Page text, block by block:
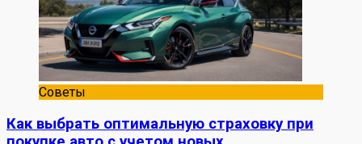
Советы
Как выбрать оптимальную страховку при